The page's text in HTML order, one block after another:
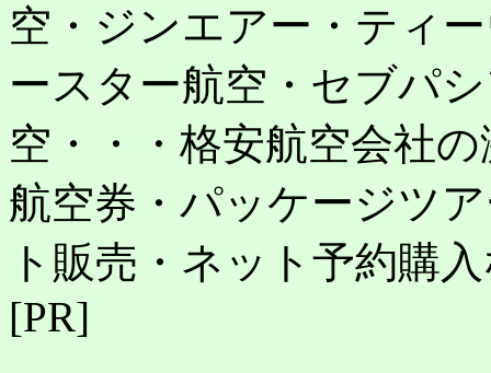
空・ジンエアー・ティ
ースター航空・セブパ
空・・・格安航空会社
航空券・パッケージツ
ト販売・ネット予約購
[PR]